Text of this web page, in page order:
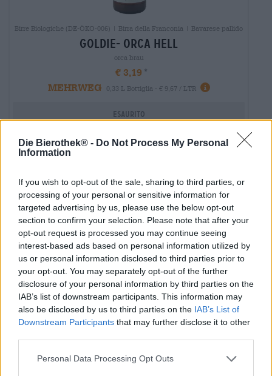
Die Bierothek® - Do Not Process My Personal
Information
If you wish to opt-out of the sale, sharing to third parties, or
processing of your personal or sensitive information for
targeted advertising by us, please use the below opt-out
section to confirm your selection. Please note that after your
opt-out request is processed you may continue seeing
interest-based ads based on personal information utilized by
us or personal information disclosed to third parties prior to
your opt-out. You may separately opt-out of the further
disclosure of your personal information by third parties on the
IAB’s list of downstream participants. This information may
also be disclosed by us to third parties on the IAB’s List of
Downstream Participants that may further disclose it to other
Personal Data Processing Opt Outs
Birre Biologiche (DE-ÖKO-006) | Birra della Franconia | Bavarese pallido
goldie- orca hell
orca brau
€ 3,19
MEHRWEG
0,33 L Bottiglia - € 9,67 / LTR
Esaurito
Altri stili | Birre Biologiche (DE-ÖKO-006) | Birra Scura e Nera | Frucht-
| Kräuter- | Und gewürzbiere
€ 4,59